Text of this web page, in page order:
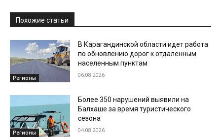
Похожие статьи
Регионы
В Карагандинской области идет работа
по обновлению дорог к отдаленным
населенным пунктам
06.08.2026
Регионы
Более 350 нарушений выявили на
Балхаше за время туристического
сезона
04.08.2026